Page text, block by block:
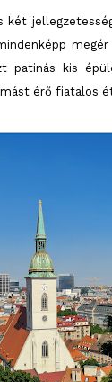
patinás kis
érő fiatalos